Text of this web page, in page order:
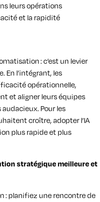
leurs opérations
et la rapidité
: c’est un levier
En l’intégrant, les
opérationnelle,
et aligner leurs équipes
Pour les
croître, adopter l’IA
plus rapide et plus
stratégique meilleure et
: planifiez une rencontre de